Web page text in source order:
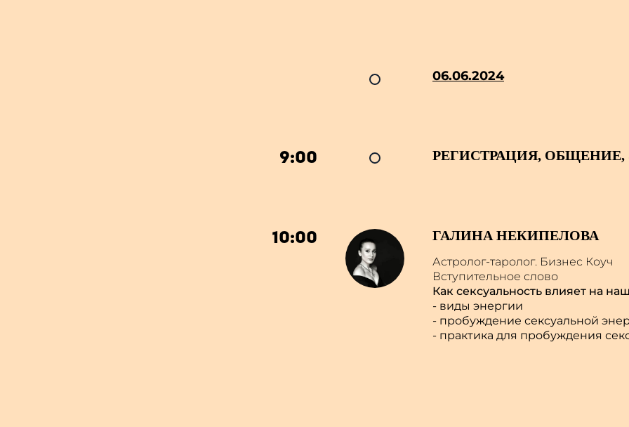
06.06.2024
9:00 РЕГИСТРАЦИЯ,
10:00 ГАЛИНА НЕКИПЕЛОВА
Астролог-таролог. Бизнес Коуч
Вступительное слово
Как сексуальность влияет на
- виды энергии
- пробуждение сексуальной
- практика для пробуждения